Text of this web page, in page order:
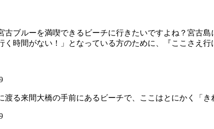
古ブルーを満喫できるビーチに行きたいですよね？宮古
く時間がない！」となっている方のために、『ここさえ
る来間大橋の手前にあるビーチで、ここはとにかく「き